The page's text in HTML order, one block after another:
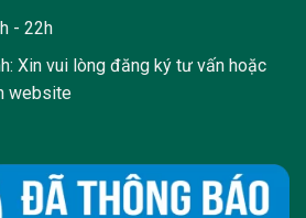
- 22h
Xin vui lòng đăng ký tư vấn hoặc
website